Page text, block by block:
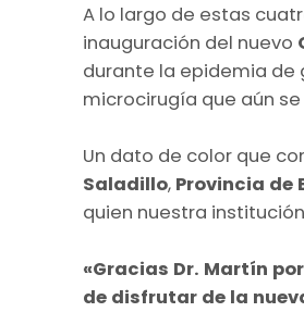
A lo largo de estas
inauguración del nuevo
durante la epidemia de
microcirugía que aún
Un dato de color que
Saladillo, Provincia de
quien nuestra
«Gracias Dr. Martín
de disfrutar de la